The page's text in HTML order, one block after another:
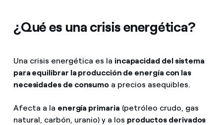
¿Qué es una crisis energética?
Una crisis energética es la incapacidad del sistema
para equilibrar la producción de energía con las
necesidades de consumo a precios asequibles.
Afecta a la energía primaria (petróleo crudo, gas
natural, carbón, uranio) y a los productos derivados